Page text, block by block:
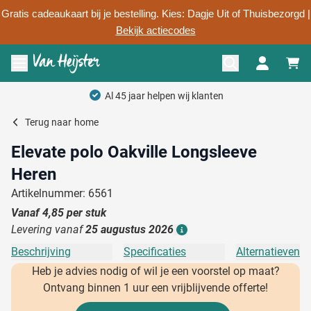
Gratis cadeaukaart bij je bestelling. Kies: Dagje Uit of Thuisbezorgd |
Bekijk actiecodes
Ga naar de inhoud
Menu openen
Al 45 jaar helpen wij klanten
Terug naar home
Elevate polo Oakville Longsleeve
Heren
Artikelnummer: 6561
Vanaf4,85 per stuk
Levering vanaf25 augustus 2026
Beschrijving Specificaties
Alternatieven
Heb je advies nodig of wil je een voorstel op maat?
Ontvang binnen 1 uur een vrijblijvende offerte!